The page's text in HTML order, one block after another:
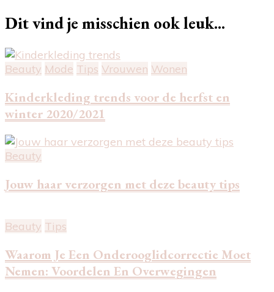
Dit vind je misschien ook leuk...
Beauty Mode Tips Vrouwen Wonen
Kinderkleding trends voor de herfst en
winter 2020/2021
Beauty
Jouw haar verzorgen met deze beauty tips
Beauty Tips
Waarom Je Een Onderooglidcorrectie Moet
Nemen: Voordelen En Overwegingen